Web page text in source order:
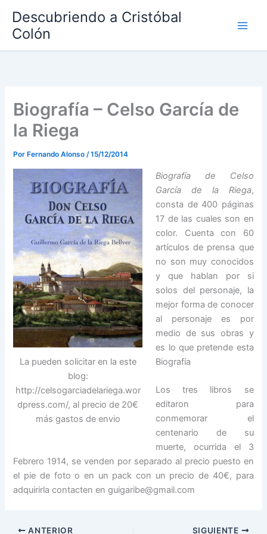
contenido
Descubriendo a Cristóbal
Colón
Biografía – Celso García de
la Riega
Por Fernando Alonso/15/12/2014
La pueden solicitar en la este
blog:
http://celsogarciadelariega.wor
dpress.com/, al precio de 20€
más gastos de envio
Biografía de Celso
García de la Riega,
consta de 400 páginas
17 de las cuales son en
color. Cuenta con 60
artículos de prensa que
no son muy conocidos
y que hablan por si
solos del personaje, la
mejor forma de conocer
al personaje es por
medio de sus obras y
es lo que pretende esta
Biografía
Los tres libros se
editaron para
conmemorar el
centenario de su
muerte, ocurrida el 3
Febrero 1914, se venden por separado al precio puesto en
el pie de foto o en un pack con un precio de 40€, para
adquirirla contacten en guigaribe@gmail.com
ANTERIOR SIGUIENTE